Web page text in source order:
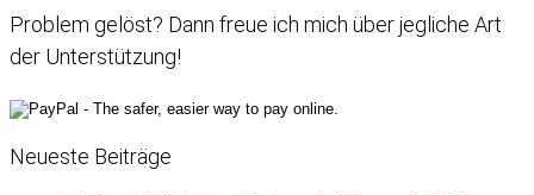
Problem gelöst? Dann freue ich mich über jegliche Art
der Unterstützung!
Neueste Beiträge